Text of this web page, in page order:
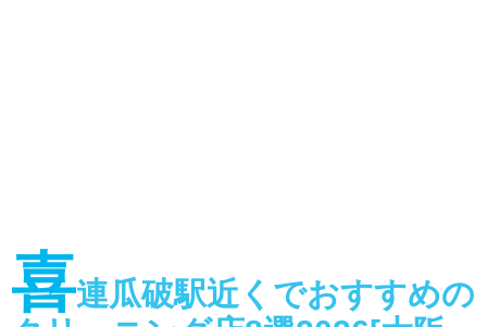
喜連瓜破駅近くでおすすめの